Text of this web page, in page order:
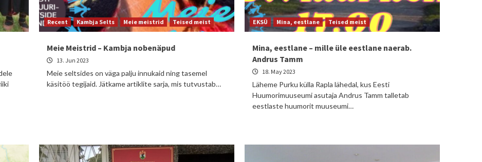
Recent Kambja Selts Meie meistrid Teised meist
Meie Meistrid – Kambja nobenäpud
13. Jun 2023
Meie seltsides on väga palju innukaid ning tasemel
käsitöö tegijaid. Jätkame artiklite sarja, mis tutvustab…
EKSÜ Mina, eestlane Teised meist
Mina, eestlane – mille üle eestlane naerab.
Andrus Tamm
18. May 2023
Läheme Purku külla Rapla lähedal, kus Eesti
Huumorimuuseumi asutaja Andrus Tamm talletab
eestlaste huumorit muuseumi…